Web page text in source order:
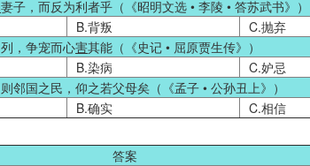
妻子，而反为利者乎（《昭明文选 • 李陵 • 答苏武书》）
B.背叛
C.抛弃
，争宠而心害其能（《史记 • 屈原贾生传》）
B.染病
C.妒忌
邻国之民，仰之若父母矣（《孟子 • 公孙丑上》）
B.确实 C.相信
答案